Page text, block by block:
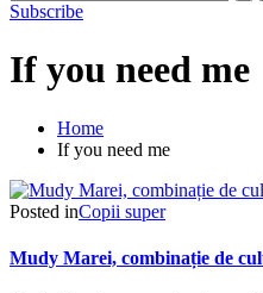
Subscribe
If you need me
Home
If you need me
Posted inCopii super
Mudy Marei, combinație de